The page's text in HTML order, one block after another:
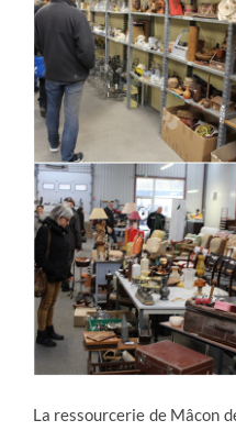
La ressourcerie de Mâcon